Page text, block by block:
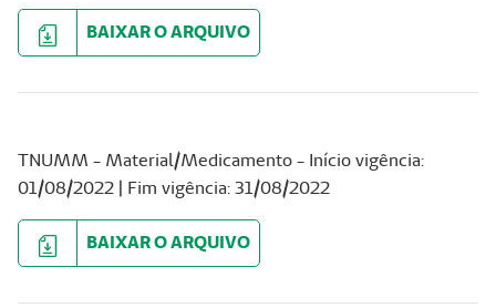
BAIXAR O ARQUIVO
TNUMM - Material/Medicamento - Início vigência:
01/08/2022 | Fim vigência: 31/08/2022
BAIXAR O ARQUIVO